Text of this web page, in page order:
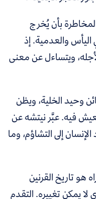
بأن يُخرج
والعدمية.إذ
ويتساءل عن معنى
وحيد الخلية، ويظن
فيه. عبَّر نيتشه عن
إلى التشاؤم، وما
هو تاريخ القرنين
يمكن تغييره. التقدم